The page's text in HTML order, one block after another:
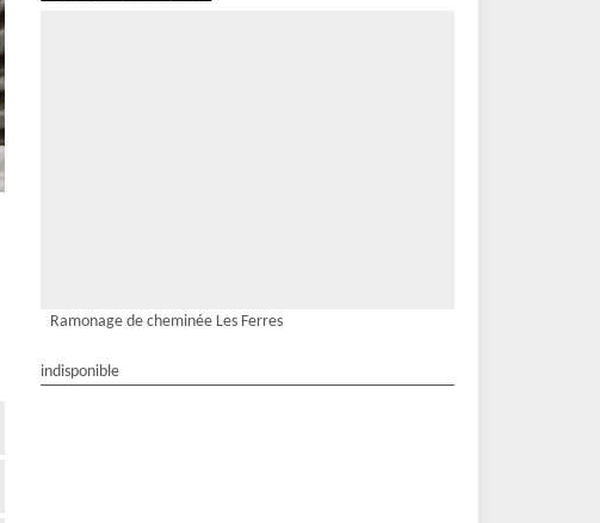
Ramonage de cheminée Les Ferres
indisponible